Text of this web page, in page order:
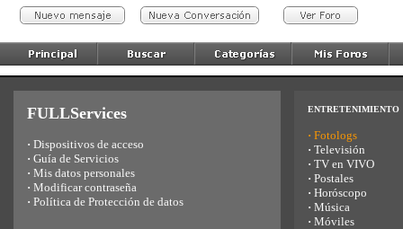
FULLServices
· Dispositivos de acceso
· Guía de Servicios
· Mis datos personales
· Modificar contraseña
· Política de Protección de datos
ENTRETENIMIENTO
· Fotologs
· Televisión
· TV en VIVO
· Postales
· Horóscopo
· Música
· Móviles